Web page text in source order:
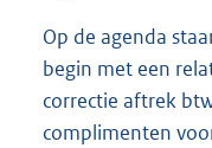
Op de agenda
begin met een
correctie aftrek
complimenten